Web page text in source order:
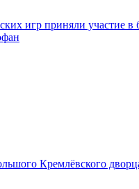
игр приняли участие
Кремлёвского